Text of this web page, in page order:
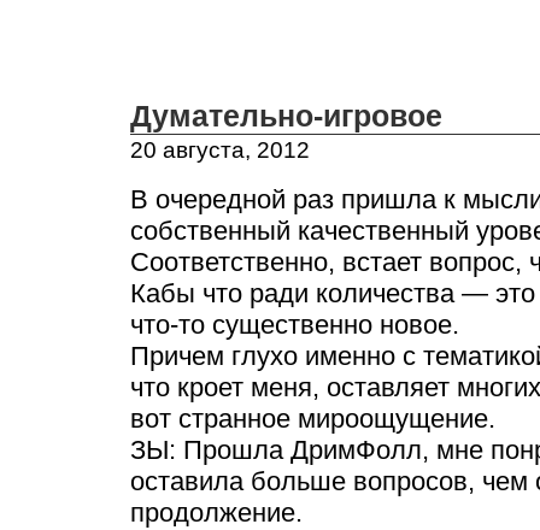
Думательно-игровое
20 августа, 2012
В очередной раз пришла к
собственный качественный
Соответственно, встает
Кабы что ради количества —
что-то существенно новое.
Причем глухо именно с
что кроет меня, оставляет
вот странное мироощущение.
ЗЫ: Прошла ДримФолл, мне
оставила больше вопросов, чем
продолжение.